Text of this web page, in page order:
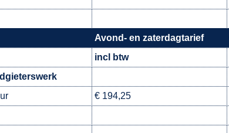
Avond- en zaterdagtarief
incl btw
€ 194,25